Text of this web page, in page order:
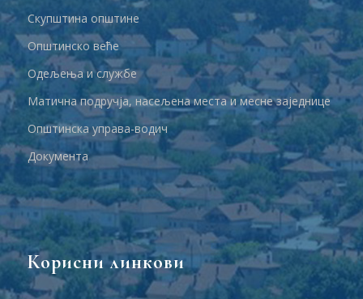
Скупштина општине
Општинско веће
Одељења и службе
Матична подручја, насељена места и месне заједнице
Општинска управа-водич
Документа
Корисни линкови